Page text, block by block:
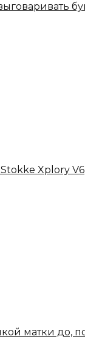
Xplory V6
матки до,